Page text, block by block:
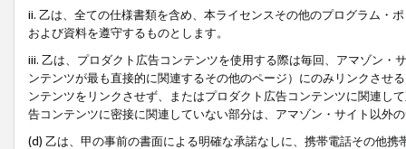
ii. 乙は、全ての仕様書類を含め、本ライセンスその他のプログラム・
および資料を遵守するものとします。
iii. 乙は、プロダクト広告コンテンツを使用する際は毎回、アマゾン
ンテンツが最も直接的に関連するその他のページ）にのみリンクさせ
ンテンツをリンクさせず、またはプロダクト広告コンテンツに関連し
告コンテンツに密接に関連していない部分は、アマゾン・サイト以外
(d) 乙は、甲の事前の書面による明確な承諾なしに、携帯電話その他